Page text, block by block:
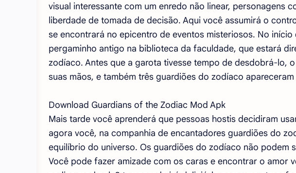
visual interessante com um enredo não linear, personagens
liberdade de tomada de decisão. Aqui você assumirá o
se encontrará no epicentro de eventos misteriosos. No
pergaminho antigo na biblioteca da faculdade, que estará
zodíaco. Antes que a garota tivesse tempo de desdobrá-lo,
suas mãos, e também três guardiões do zodíaco
Download Guardians of the Zodiac Mod Apk
Mais tarde você aprenderá que pessoas hostis decidiram
agora você, na companhia de encantadores guardiões do
equilíbrio do universo. Os guardiões do zodíaco não podem
Você pode fazer amizade com os caras e encontrar o amor